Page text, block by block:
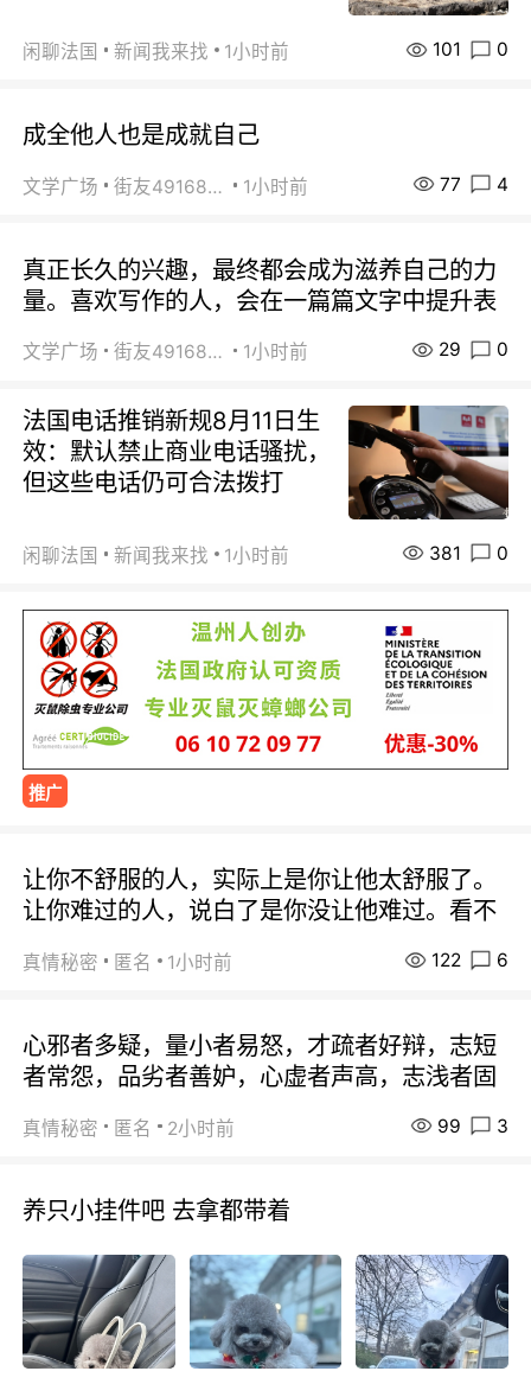
闲聊法国 新闻我来找 1小时前 101 0
成全他人也是成就自己
文学广场 街友49168527 1小时前 77 4
真正长久的兴趣，最终都会成为滋养自己的力
量。喜欢写作的人，会在一篇篇文字中提升表
文学广场 街友49168527 1小时前 29 0
法国电话推销新规8月11日生
效：默认禁止商业电话骚扰，
但这些电话仍可合法拨打
闲聊法国 新闻我来找 1小时前 381 0
推广
让你不舒服的人，实际上是你让他太舒服了。
让你难过的人，说白了是你没让他难过。看不
真情秘密 匿名 1小时前 122 6
心邪者多疑，量小者易怒，才疏者好辩，志短
者常怨，品劣者善妒，心虚者声高，志浅者固
真情秘密 匿名 2小时前 99 3
养只小挂件吧 去拿都带着